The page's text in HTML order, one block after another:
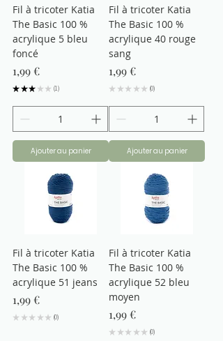
Fil à tricoter Katia
The Basic 100 %
acrylique 5 bleu
foncé
Prix
1,99 €
★ ★★ ★ ★ 1
1
Ajouter au panier
Fil à tricoter Katia
The Basic 100 %
acrylique 40 rouge
sang
Prix
1,99 €
★ ★ ★ ★ ★ 0
0
Ajouter au panier
Fil à tricoter Katia
The Basic 100 %
acrylique 51 jeans
Prix
1,99 €
★ ★ ★ ★ ★ 0
0
Fil à tricoter Katia
The Basic 100 %
acrylique 52 bleu
moyen
Prix
1,99 €
★ ★ ★ ★ ★ 0
0